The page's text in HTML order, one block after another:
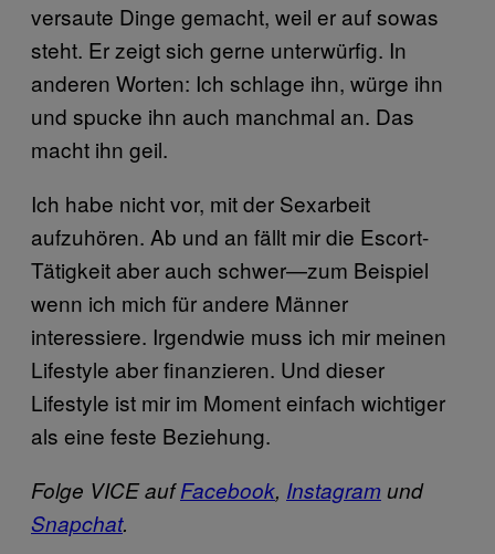
versaute Dinge gemacht, weil er auf sowas
steht. Er zeigt sich gerne unterwürfig. In
anderen Worten: Ich schlage ihn, würge ihn
und spucke ihn auch manchmal an. Das
macht ihn geil.
Ich habe nicht vor, mit der Sexarbeit
aufzuhören. Ab und an fällt mir die Escort-
Tätigkeit aber auch schwer—zum Beispiel
wenn ich mich für andere Männer
interessiere. Irgendwie muss ich mir meinen
Lifestyle aber finanzieren. Und dieser
Lifestyle ist mir im Moment einfach wichtiger
als eine feste Beziehung.
Folge VICE aufFacebook, Instagramund
Snapchat.